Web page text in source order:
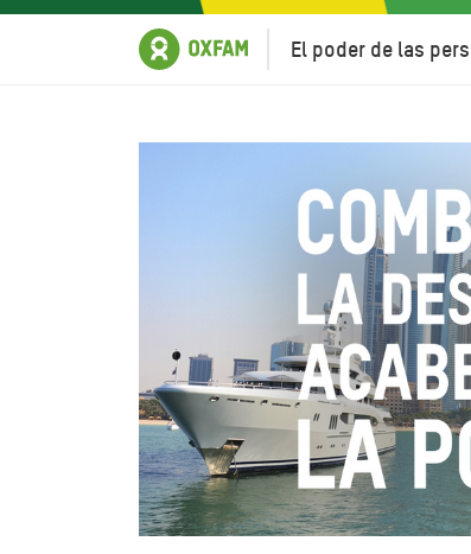
El poder de las